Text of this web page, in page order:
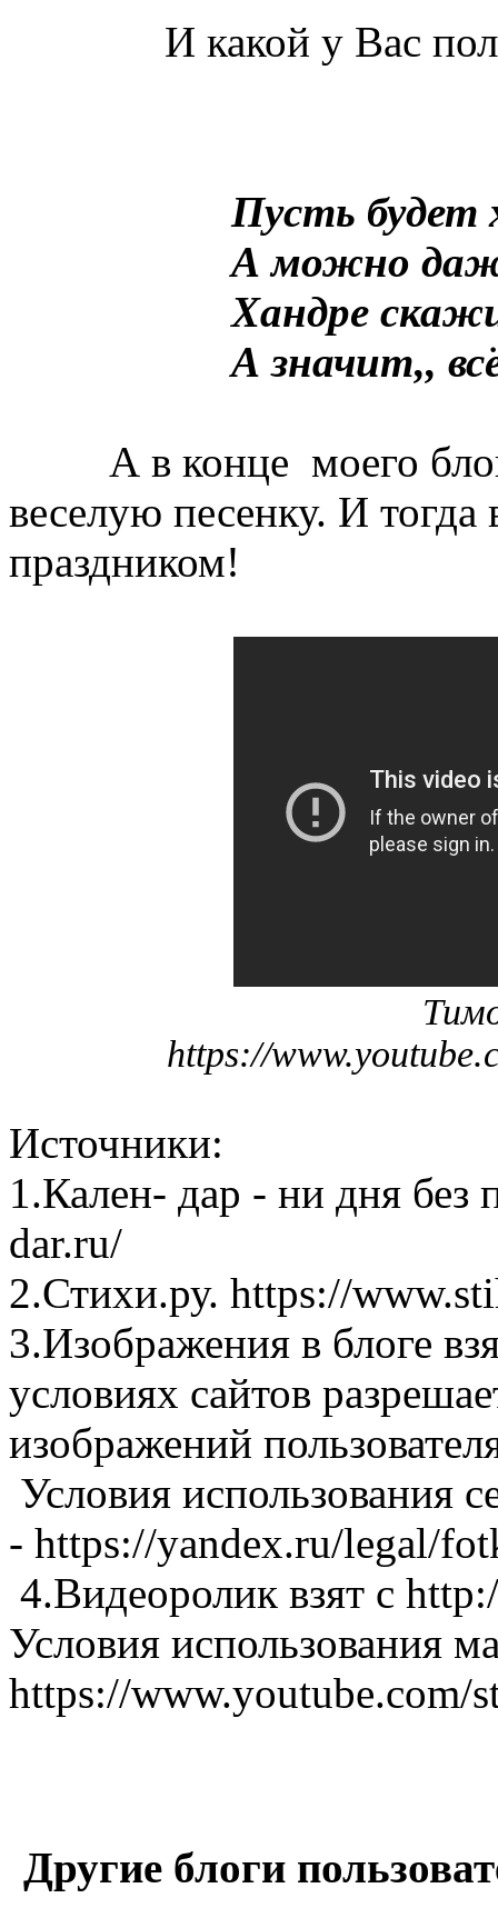
И какой у Вас
Пусть будет
А можно
Хандре
А значит,,
А в конце моего
веселую песенку. И
праздником!
https://
Источники:
1.Кален- дар - ни дня без
dar.ru/
2.Стихи.ру. https://
3.Изображения в блоге
условиях сайтов
изображений
Условия использования
- https://yandex.ru/legal/
4.Видеоролик взят с
Условия использования
https://www.youtube.com/
Другие блоги